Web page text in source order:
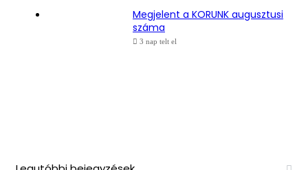
Megjelent a KORUNK augusztusi
száma
3 nap telt el